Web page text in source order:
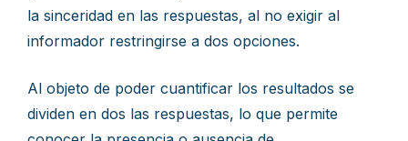
la sinceridad en las respuestas, al no exigir al
informador restringirse a dos opciones.
Al objeto de poder cuantificar los resultados se
dividen en dos las respuestas, lo que permite